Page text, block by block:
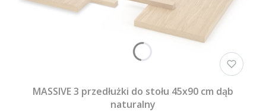
MASSIVE 3 przedłużki do stołu 45x90 cm dąb
naturalny